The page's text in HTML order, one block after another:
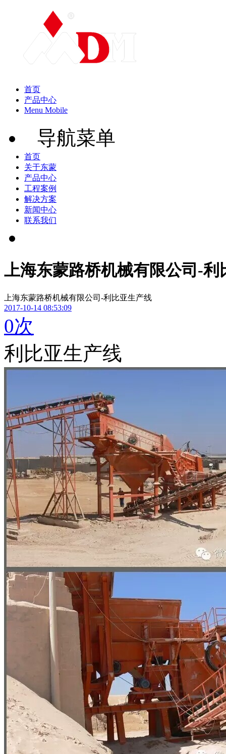
首页
产品中心
Menu Mobile
导航菜单
首页
关于东蒙
产品中心
工程案例
解决方案
新闻中心
联系我们
上海东蒙路桥机械有限公司-利
上海东蒙路桥机械有限公司-利比亚生产线
2017-10-14 08:53:09
0次
利比亚生产线